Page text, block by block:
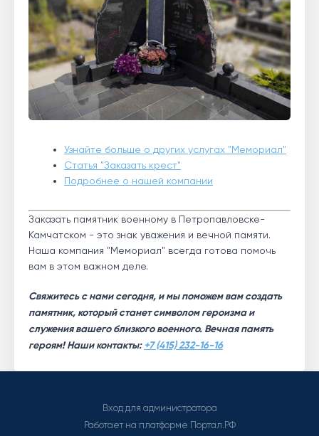
Узнайте больше о других услугах "Мемориал"
Статья "Заказать крест"
Подробнее о нашей компании
Заказать памятник военному в Петропавловске-
Камчатском - это знак уважения и вечной памяти.
Наша компания "Мемориал" всегда готова помочь
вам в этом важном деле.
Свяжитесь с нами сегодня, и мы поможем вам создать
памятник, который станет символом героизма и
служения вашего близкого военного. Вечная память
героям! Наши контакты: +7 (415) 232-16-16
Вход для администратора
Работает на платформе Портал.РФ